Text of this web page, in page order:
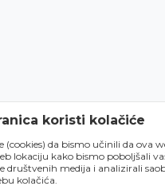
koristi kolačiće
(cookies) da bismo učinili da ova
lokaciju kako bismo poboljšali
društvenih medija i analizirali
kolačića.